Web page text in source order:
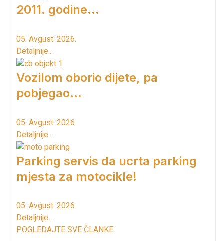
2011. godine...
05. Avgust. 2026.
Detaljnije...
Vozilom oborio dijete, pa
pobjegao...
05. Avgust. 2026.
Detaljnije...
Parking servis da ucrta parking
mjesta za motocikle!
05. Avgust. 2026.
Detaljnije...
POGLEDAJTE SVE ČLANKE